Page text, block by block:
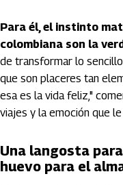
Para él, el instinto
colombiana son la
de transformar lo
que son placeres tan
esa es la vida feliz,"
viajes y la emoción que
Una langosta
huevo para el